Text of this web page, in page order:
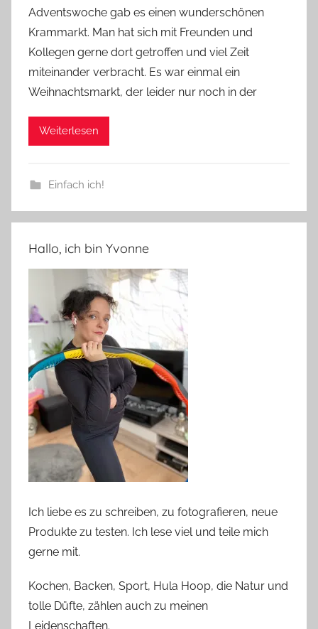
Adventswoche gab es einen wunderschönen
Krammarkt. Man hat sich mit Freunden und
Kollegen gerne dort getroffen und viel Zeit
miteinander verbracht. Es war einmal ein
Weihnachtsmarkt, der leider nur noch in der
Weiterlesen
Einfach ich!
Hallo, ich bin Yvonne
Ich liebe es zu schreiben, zu fotografieren, neue
Produkte zu testen. Ich lese viel und teile mich
gerne mit.
Kochen, Backen, Sport, Hula Hoop, die Natur und
tolle Düfte, zählen auch zu meinen
Leidenschaften.